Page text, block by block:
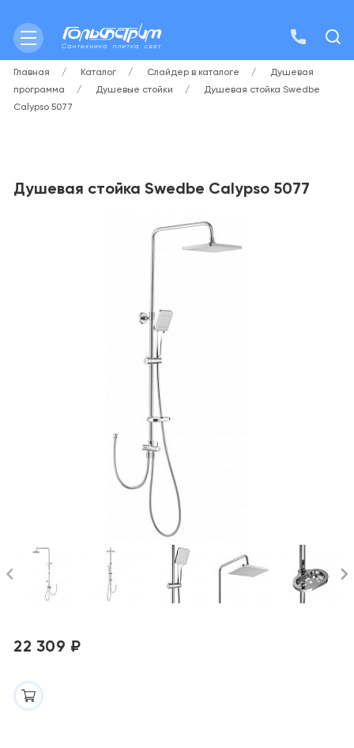
Главная Каталог Слайдер в каталоге
Душевая
программа
Душевые стойки
Душевая стойка Swedbe
Calypso 5077
Душевая стойка Swedbe Calypso 5077
22 309 ₽